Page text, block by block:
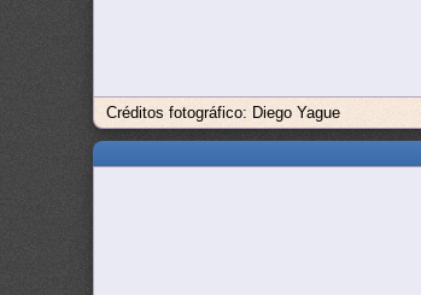
Créditos fotográfico: Diego Yague